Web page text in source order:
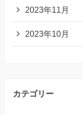
2023年11月
2023年10月
カテゴリー